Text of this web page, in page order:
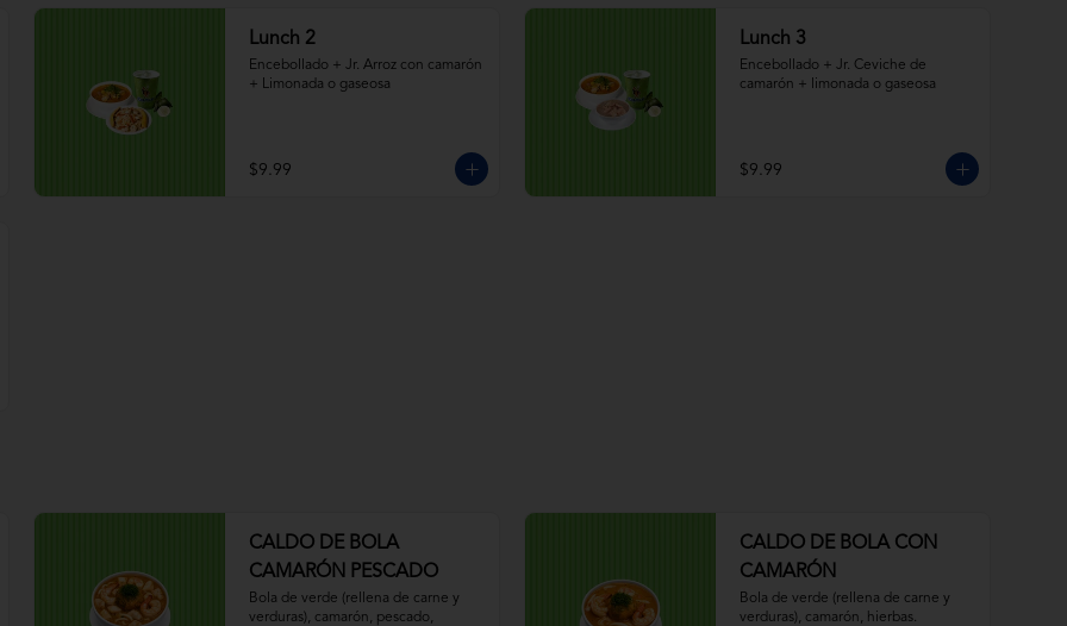
Lunch 2
Encebollado + Jr. Arroz con camarón
+ Limonada o gaseosa
$9.99
Lunch 3
Encebollado + Jr. Ceviche de
camarón + limonada o gaseosa
$9.99
CALDO DE BOLA
CAMARÓN PESCADO
Bola de verde (rellena de carne y
verduras), camarón, pescado,
CALDO DE BOLA CON
CAMARÓN
Bola de verde (rellena de carne y
verduras), camarón, hierbas.